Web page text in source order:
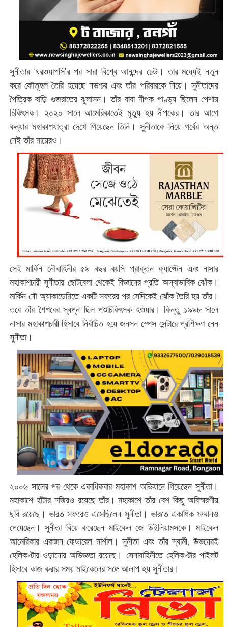
সুনীতার ‘ঘরওয়াপসি’র পর সারা বিশ্বে আনন্দের ঢেউ। তার মধ্যেই নতুন
করে কৌতূহল তৈরি হয়েছে নভশ্চর এবং তাঁর পরিবারকে নিয়ে। সুনীতাদের
পৈত্রিক বাড়ি গুজরাতের ঝুলাসন। তাঁর বাবা দীপক পাণ্ড্য ছিলেন পেশায়
চিকিৎসক। ২০২০ সালে আমেরিকাতেই মৃত্যু হয় দীপকের। তার আগে
কন্যার মহাকাশযাত্রা দেখে গিয়েছেন তিনি। সুনীতাকে নিয়ে গর্বের অন্ত
নেই তাঁর মায়েরও।
সেই মার্কিন নৌবাহিনীর ৫৯ বছর বয়সি প্রাক্তন ক্যাপ্টেন এবং নাসার
মহাকাশচারী সুনীতার ছোটবেলা থেকেই বিজ্ঞানের প্রতি অস্বাভাবিক ঝোঁক।
মার্কিন নৌ অ্যাকাডেমিতে একটি সফরের পর সেদিকেই ঝোঁক তৈরি হয় তাঁর।
তবে তাঁর শৈশবের স্বপ্ন ছিল পশুচিকিৎসক হওয়ার। কিন্তু ১৯৯৮ সালে
নাসার মহাকাশচারী হিসাবে নির্বাচিত হয়ে জনসন স্পেস সেন্টারে প্রশিক্ষণ নেন
সুনীতা।
২০০৬ সালের পর থেকে একাধিকবার মহাকাশ অভিযানে গিয়েছেন সুনীতা।
মহাকাশে হাঁটার নজিরও রযেছে তাঁর। মহাকাশে তাঁর বেশ কিছু অবিস্মরণীয়
ছবি রয়েছে। ভারত সফরেও এসেছিলেন সুনীতা। ভারতে একাধিক সম্মানও
পেয়েছেন। সুনীতা বিয়ে করেছেন মাইকেল জে উইলিয়ামসকে। মাইকেল
আমেরিকার একজন ফেডারেল মার্শাল। সুনীতা এবং তাঁর স্বামী, উভয়েরই
হেলিকপ্টার ওড়ানোর অভিজ্ঞতা রয়েছে। সেনাবাহিনীতে হেলিকপ্টার পাইলট
হিসাবে কাজ করার সময় মাইকেলের সঙ্গে আলাপ হয় সুনীতার।